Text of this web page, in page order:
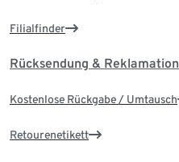
Filialfinder
Rücksendung & Reklamation
Kostenlose Rückgabe / Umtausch
Retourenetikett